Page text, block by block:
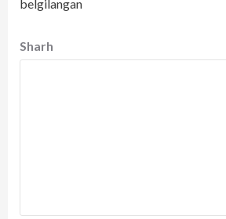
belgilangan
Sharh